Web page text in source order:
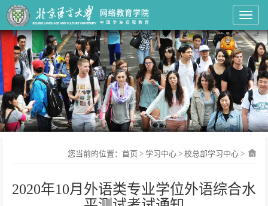
Toggle
您当前的位置： 首页 > 学习中心 > 校总部学习中心 >
2020年10月外语类专业学位外语综合水